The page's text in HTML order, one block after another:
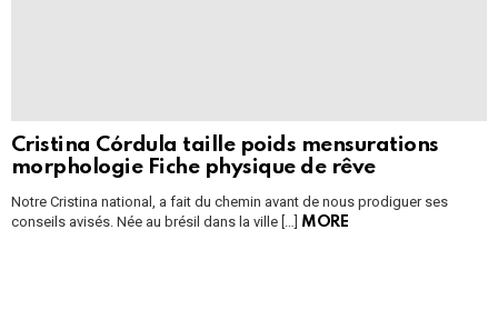
Cristina Córdula taille poids mensurations
morphologie Fiche physique de rêve
Notre Cristina national, a fait du chemin avant de nous prodiguer ses
conseils avisés. Née au brésil dans la ville […] MORE